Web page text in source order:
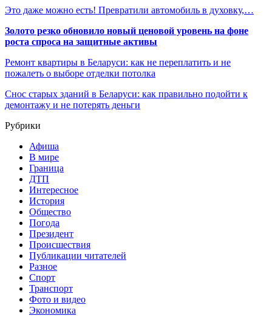
Это даже можно есть! Превратили автомобиль в духовку,…
Золото резко обновило новый ценовой уровень на фоне
роста спроса на защитные активы
Ремонт квартиры в Беларуси: как не переплатить и не
пожалеть о выборе отделки потолка
Снос старых зданий в Беларуси: как правильно подойти к
демонтажу и не потерять деньги
Рубрики
Афиша
В мире
Граница
ДТП
Интересное
История
Общество
Погода
Президент
Происшествия
Публикации читателей
Разное
Спорт
Транспорт
Фото и видео
Экономика